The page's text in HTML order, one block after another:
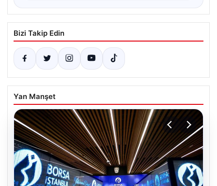
Bizi Takip Edin
Yan Manşet